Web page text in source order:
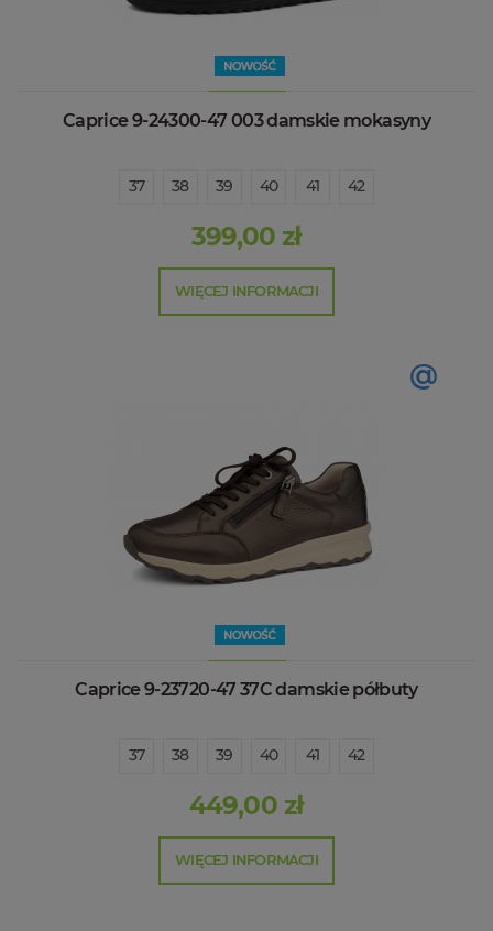
Caprice 9-24300-47 003 damskie mokasyny
37 38 39 40 41 42
399,00 zł
WIĘCEJ INFORMACJI
@
Caprice 9-23720-47 37C damskie półbuty
37 38 39 40 41 42
449,00 zł
WIĘCEJ INFORMACJI